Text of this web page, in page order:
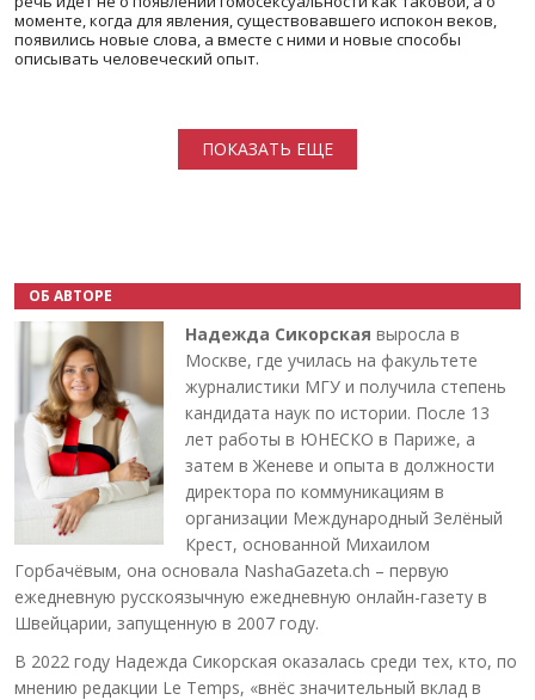
моменте, когда для явления, существовавшего испокон веков,
появились новые слова, а вместе с ними и новые способы
описывать человеческий опыт.
ПОКАЗАТЬ ЕЩЕ
ОБ АВТОРЕ
Надежда Сикорская выросла в
Москве, где училась на факультете
журналистики МГУ и получила степень
кандидата наук по истории. После 13
лет работы в ЮНЕСКО в Париже, а
затем в Женеве и опыта в должности
директора по коммуникациям в
организации Международный Зелёный
Крест, основанной Михаилом
Горбачёвым, она основала NashaGazeta.ch – первую
ежедневную русскоязычную ежедневную онлайн-газету в
Швейцарии, запущенную в 2007 году.
В 2022 году Надежда Сикорская оказалась среди тех, кто, по
мнению редакции Le Temps, «внёс значительный вклад в